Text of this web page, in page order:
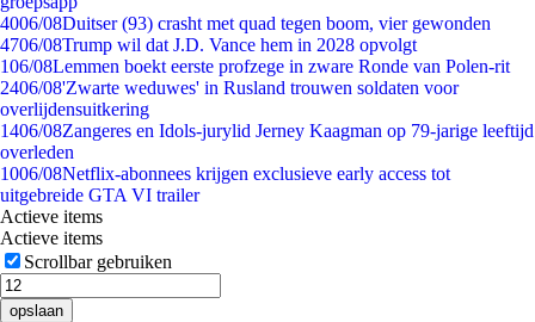
4006/08Duitser (93) crasht met quad tegen boom, vier gewonden
4706/08Trump wil dat J.D. Vance hem in 2028 opvolgt
106/08Lemmen boekt eerste profzege in zware Ronde van Polen-rit
2406/08'Zwarte weduwes' in Rusland trouwen soldaten voor
overlijdensuitkering
1406/08Zangeres en Idols-jurylid Jerney Kaagman op 79-jarige leeftijd
overleden
1006/08Netflix-abonnees krijgen exclusieve early access tot
uitgebreide GTA VI trailer
Actieve items
Actieve items
Scrollbar gebruiken
opslaan